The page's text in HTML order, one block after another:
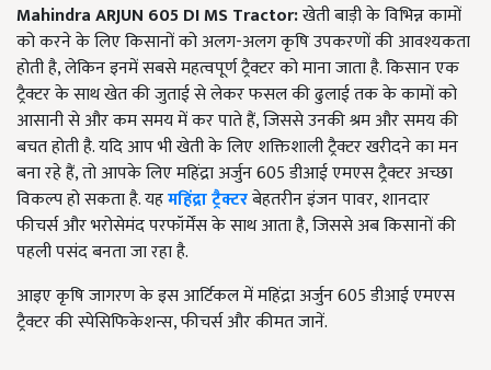
Mahindra ARJUN 605 DI MS Tractor:खेती बाड़ी के विभिन्न कामों
को करने के लिए किसानों को अलग-अलग कृषि उपकरणों की आवश्यकता
होती है, लेकिन इनमें सबसे महत्वपूर्ण ट्रैक्टर को माना जाता है. किसान एक
ट्रैक्टर के साथ खेत की जुताई से लेकर फसल की ढुलाई तक के कामों को
आसानी से और कम समय में कर पाते हैं, जिससे उनकी श्रम और समय की
बचत होती है. यदि आप भी खेती के लिए शक्तिशाली ट्रैक्टर खरीदने का मन
बना रहे हैं, तो आपके लिए महिंद्रा अर्जुन 605 डीआई एमएस ट्रैक्टर अच्छा
विकल्प हो सकता है. यहमहिंद्रा ट्रैक्टरबेहतरीन इंजन पावर, शानदार
फीचर्स और भरोसेमंद परफॉर्मेंस के साथ आता है, जिससे अब किसानों की
पहली पसंद बनता जा रहा है.
आइए कृषि जागरण के इस आर्टिकल में महिंद्रा अर्जुन 605 डीआई एमएस
ट्रैक्टर की स्पेसिफिकेशन्स, फीचर्स और कीमत जानें.